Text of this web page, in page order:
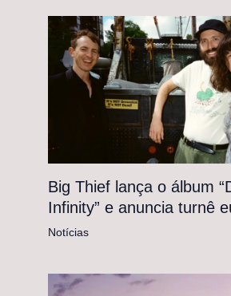
Big Thief lança o álbum
Infinity” e anuncia turnê
Notícias